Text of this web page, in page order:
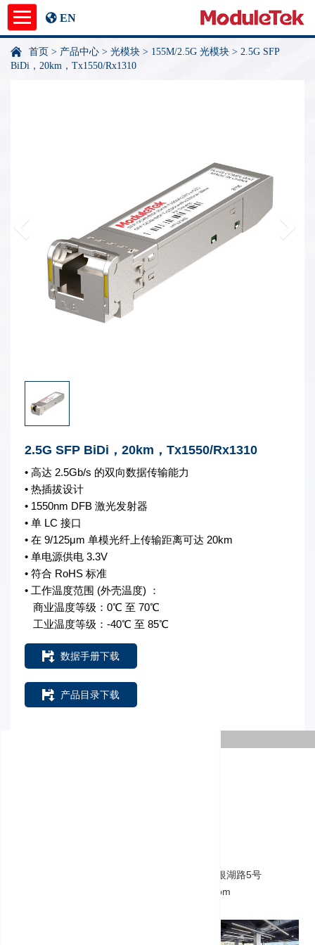
EN
首页 > 产品中心 > 光模块 > 155M/2.5G 光模块 > 2.5G SFP
BiDi，20km，Tx1550/Rx1310
2.5G SFP BiDi，20km，Tx1550/Rx1310
• 高达 2.5Gb/s 的双向数据传输能力
• 热插拔设计
• 1550nm DFB 激光发射器
• 单 LC 接口
• 在 9/125μm 单模光纤上传输距离可达 20km
• 单电源供电 3.3V
• 符合 RoHS 标准
• 工作温度范围 (外壳温度) ：
商业温度等级：0℃ 至 70℃
工业温度等级：-40℃ 至 85℃
数据手册下载
产品目录下载
东莞市塘厦镇蛟乙塘银湖工业区银湖路5号
sales@moduletek.com
产品中心